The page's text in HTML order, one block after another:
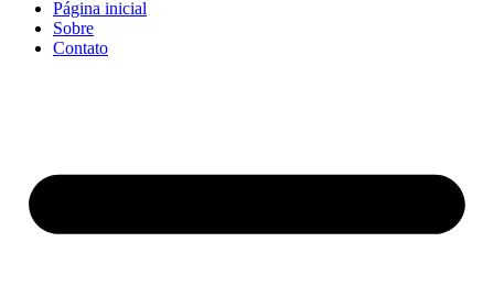
Página inicial
Sobre
Contato